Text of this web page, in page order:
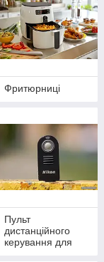
Фритюрниці
Пульт
дистанційного
керування для